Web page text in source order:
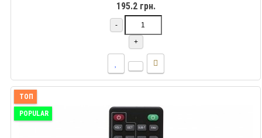
195.2 грн.
-
+
ТОП
POPULAR